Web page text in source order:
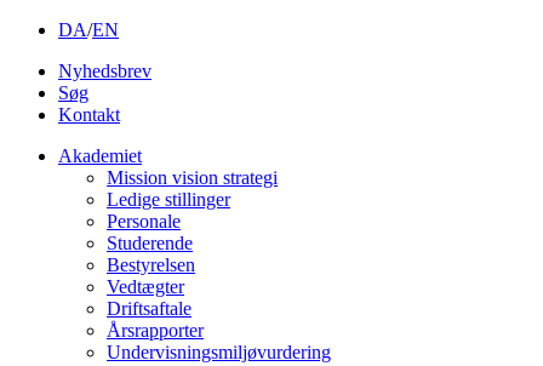
DA/EN
Nyhedsbrev
Søg
Kontakt
Akademiet
Mission vision strategi
Ledige stillinger
Personale
Studerende
Bestyrelsen
Vedtægter
Driftsaftale
Årsrapporter
Undervisningsmiljøvurdering